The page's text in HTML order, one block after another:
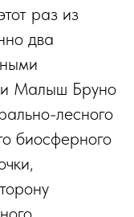
раз из
два
Малыш Бруно
лесного
биосферного